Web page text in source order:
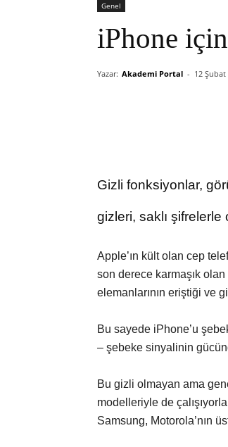
Genel
iPhone
Yazar: Akademi Portal - 12 Şubat
Gizli fonksiyonlar,
gizleri, saklı şifrelerle
Apple’ın kült olan cep
son derece karmaşık olan
elemanlarının eriştiği ve
Bu sayede iPhone’u
– şebeke sinyalinin
Bu gizli olmayan ama
modelleriyle de
Samsung, Motorola’nın